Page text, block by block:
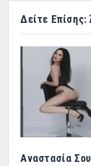
Δείτε
Αναστασία